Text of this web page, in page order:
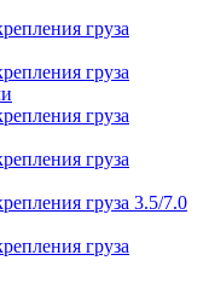
груза
груза
груза
груза
груза 3.5/7.0
груза